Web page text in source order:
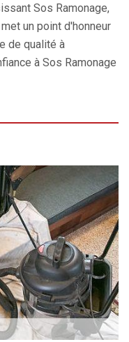
Sos Ramonage,
un point d'honneur
de qualité à
à Sos Ramonage